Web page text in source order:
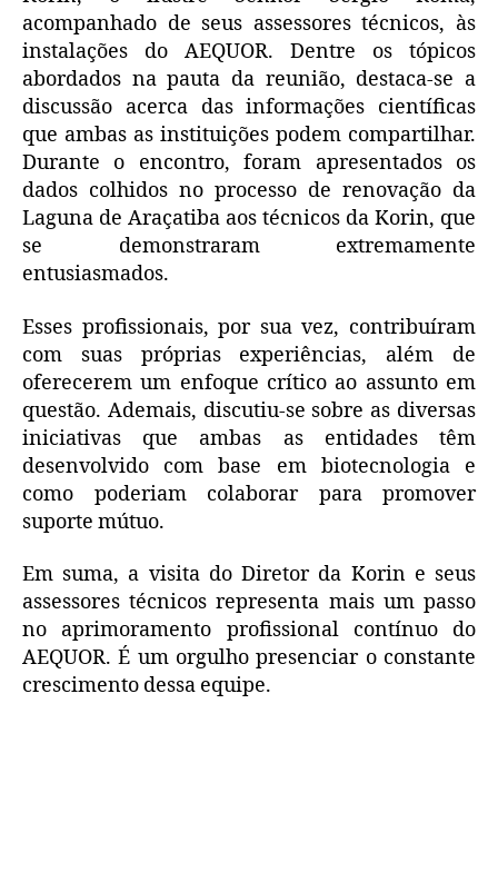
acompanhado de seus assessores técnicos, às
instalações do AEQUOR. Dentre os tópicos
abordados na pauta da reunião, destaca-se a
discussão acerca das informações científicas
que ambas as instituições podem compartilhar.
Durante o encontro, foram apresentados os
dados colhidos no processo de renovação da
Laguna de Araçatiba aos técnicos da Korin, que
se demonstraram extremamente
entusiasmados.
Esses profissionais, por sua vez, contribuíram
com suas próprias experiências, além de
oferecerem um enfoque crítico ao assunto em
questão. Ademais, discutiu-se sobre as diversas
iniciativas que ambas as entidades têm
desenvolvido com base em biotecnologia e
como poderiam colaborar para promover
suporte mútuo.
Em suma, a visita do Diretor da Korin e seus
assessores técnicos representa mais um passo
no aprimoramento profissional contínuo do
AEQUOR. É um orgulho presenciar o constante
crescimento dessa equipe.